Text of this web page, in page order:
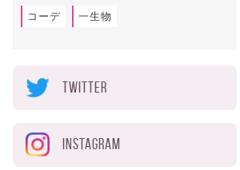
コーデ 一生物
TWITTER
INSTAGRAM